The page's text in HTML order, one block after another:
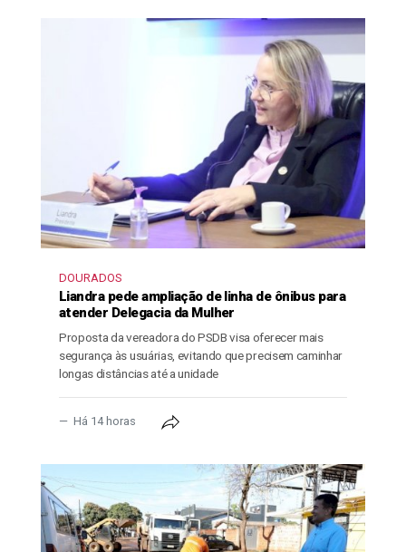
DOURADOS
Liandra pede ampliação de linha de ônibus para
atender Delegacia da Mulher
Proposta da vereadora do PSDB visa oferecer mais
segurança às usuárias, evitando que precisem caminhar
longas distâncias até a unidade
Há 14 horas